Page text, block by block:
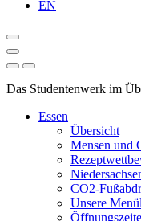
EN
Das Studentenwerk im
Essen
Übersicht
Mensen und
CO2-
Unsere